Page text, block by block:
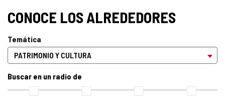
CONOCE LOS ALREDEDORES
Temática
Buscar en un radio de